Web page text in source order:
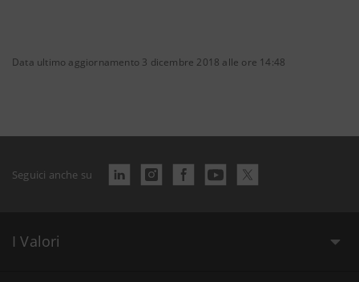
Data ultimo aggiornamento 3 dicembre 2018 alle ore 14:48
Seguici anche su
I Valori